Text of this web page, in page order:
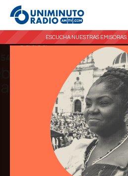
ESCUCHA NUESTRAS EMISORAS: